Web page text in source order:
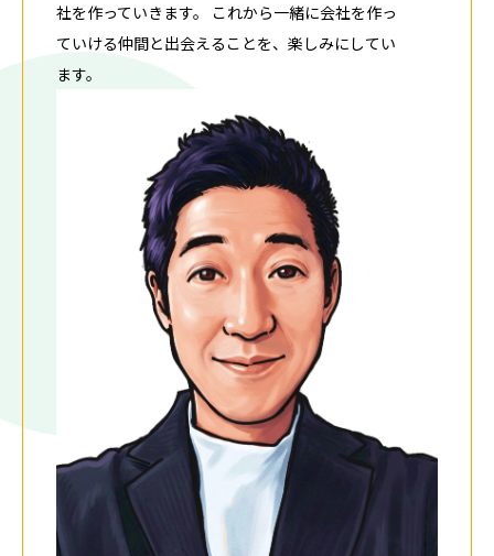
社を作っていきます。 これから一緒に会社を作っ
ていける仲間と出会えることを、楽しみにしてい
ます。